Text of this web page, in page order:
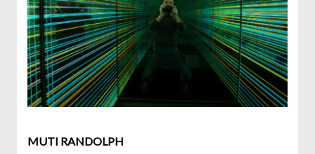
MUTI RANDOLPH